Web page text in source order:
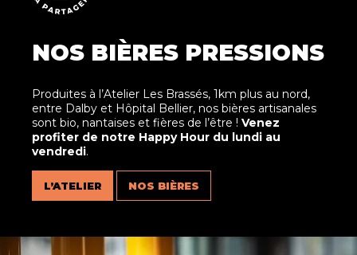
NOS BIÈRES PRESSIONS
Produites à l’Atelier Les Brassés, 1km plus au nord,
entre Dalby et Hôpital Bellier, nos bières artisanales
sont bio, nantaises et fières de l’être ! Venez
profiter de notre Happy Hour du lundi au
vendredi.
L’ATELIER NOS BIÈRES